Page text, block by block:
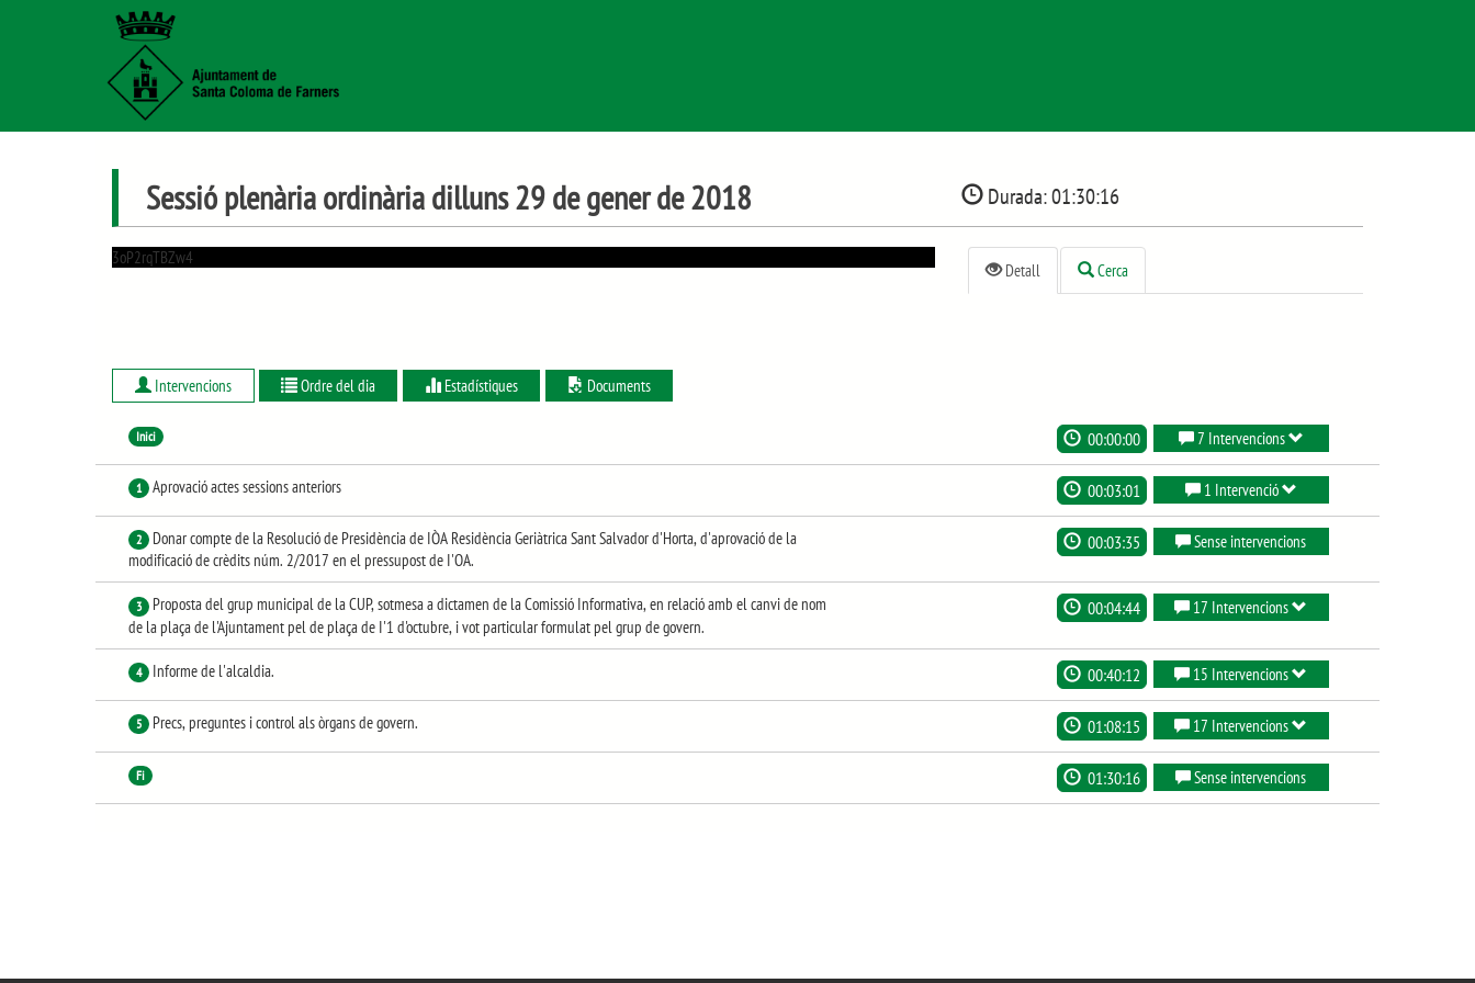
Sessió plenària ordinària dilluns 29 de gener de 2018 Durada:01:30:16
3oP2rqTBZw4
Detall Cerca
Intervencions Ordre del dia Estadístiques Documents
Inici 00:00:00 7 Intervencions
1 Aprovació actes sessions anteriors 00:03:01 1 Intervenció
2
Donar compte de la Resolució de Presidència de IÒA Residència Geriàtrica Sant Salvador d'Horta, d'aprovació de la
modificació de crèdits núm. 2/2017 en el pressupost de I'OA.
00:03:35 Sense intervencions
3
Proposta del grup municipal de la CUP, sotmesa a dictamen de la Comissió Informativa, en relació amb el canvi de nom
de la plaça de l'Ajuntament pel de plaça de I'1 d'octubre, i vot particular formulat pel grup de govern.
00:04:44 17 Intervencions
4 Informe de l'alcaldia. 00:40:12 15 Intervencions
5 Precs, preguntes i control als òrgans de govern. 01:08:15 17 Intervencions
Fi 01:30:16 Sense intervencions